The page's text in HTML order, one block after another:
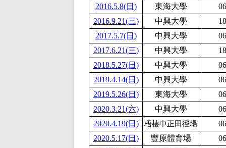
2016.5.8(日)
東海大學
2016.9.21(三)
中興大學
2017.5.7(日)
中興大學
2017.6.21(三)
中興大學
2018.5.27(日)
中興大學
2019.4.14(日)
中興大學
2019.5.26(日)
東海大學
2020.3.21(六)
中興大學
2020.4.19(日)
梧棲中正田徑場
2020.5.17(日)
豐原體育場